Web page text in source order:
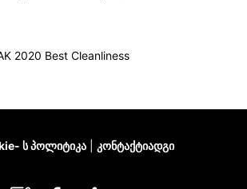
2020 Best Cleanliness
ს პოლიტიკა კონტაქტიადგი